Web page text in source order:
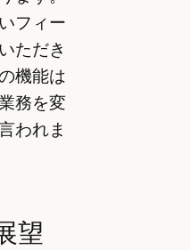
フィー
ただき
機能は
務を変
われま
望